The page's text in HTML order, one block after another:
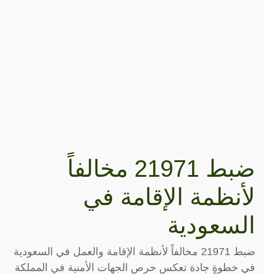
ضبط 21971 مخالفاً
لأنظمة الإقامة في
السعودية
ضبط 21971 مخالفاً لأنظمة الإقامة والعمل في السعودية
في خطوةٍ جادة تعكس حرص الجهات الأمنية في المملكة